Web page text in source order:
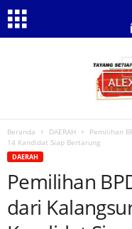
Beranda DAERAH
Pemilihan
14 Kandidat Siap Bertarung
DAERAH
Pemilihan
dari